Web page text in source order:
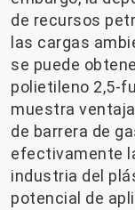
de recursos
las cargas
se puede
polietileno 2,5-
muestra
de barrera de
efectivamente
industria del
potencial de